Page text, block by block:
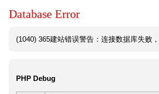
Database Error
(1040) 365建站错误警告：连接数据库失败
PHP Debug